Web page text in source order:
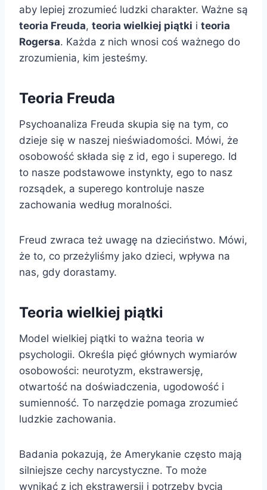
aby lepiej zrozumieć ludzki charakter. Ważne są
teoria Freuda, teoria wielkiej piątki i teoria
Rogersa. Każda z nich wnosi coś ważnego do
zrozumienia, kim jesteśmy.
Teoria Freuda
Psychoanaliza Freuda skupia się na tym, co
dzieje się w naszej nieświadomości. Mówi, że
osobowość składa się z id, ego i superego. Id
to nasze podstawowe instynkty, ego to nasz
rozsądek, a superego kontroluje nasze
zachowania według moralności.
Freud zwraca też uwagę na dzieciństwo. Mówi,
że to, co przeżyliśmy jako dzieci, wpływa na
nas, gdy dorastamy.
Teoria wielkiej piątki
Model wielkiej piątki to ważna teoria w
psychologii. Określa pięć głównych wymiarów
osobowości: neurotyzm, ekstrawersję,
otwartość na doświadczenia, ugodowość i
sumienność. To narzędzie pomaga zrozumieć
ludzkie zachowania.
Badania pokazują, że Amerykanie często mają
silniejsze cechy narcystyczne. To może
wynikać z ich ekstrawersji i potrzeby bycia